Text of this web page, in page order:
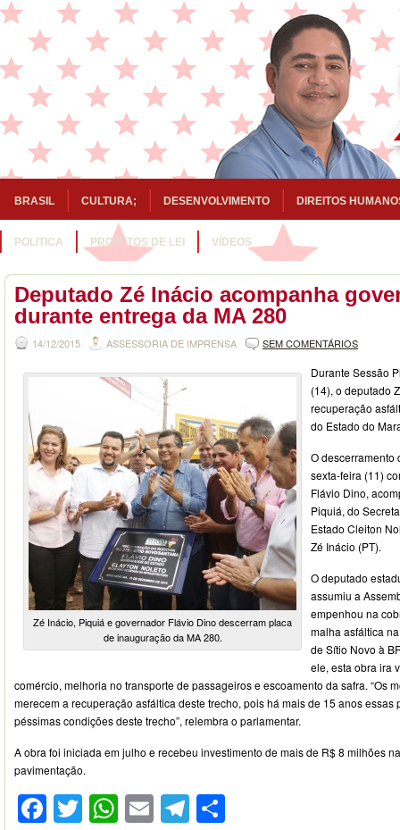
BRASIL CULTURA; DESENVOLVIMENTO DIREITOS
POLITICA PROJETOS DE LEI VÍDEOS
Deputado Zé Inácio acompanha
durante entrega da MA 280
14/12/2015 ASSESSORIA DE IMPRENSA SEM COMENTÁRIOS
Zé Inácio, Piquiá e governador Flávio Dino descerram placa
de inauguração da MA 280.
Durante Sessão
(14), o deputado
recuperação
do Estado do
O descerramento
sexta-feira (11)
Flávio Dino,
Piquiá, do
Estado Cleiton
Zé Inácio (PT).
O deputado
assumiu a
empenhou na
malha asfáltica
de Sítio Novo à
ele, esta obra ira
comércio, melhoria no transporte de passageiros e escoamento da safra. “Os
merecem a recuperação asfáltica deste trecho, pois há mais de 15 anos essas
péssimas condições deste trecho”, relembra o parlamentar.
A obra foi iniciada em julho e recebeu investimento de mais de R$ 8 milhões
pavimentação.
Facebook
Twitter
WhatsApp
EmailTelegram